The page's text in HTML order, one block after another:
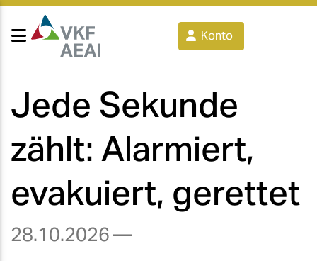
Konto
Jede Sekunde
zählt: Alarmiert,
evakuiert, gerettet
28.10.2026—